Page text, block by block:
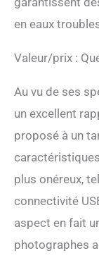
en eaux
Valeur/prix :
Au vu de ses
un excellent
proposé à un
plus onéreux,
connectivité
aspect en fait
photographes